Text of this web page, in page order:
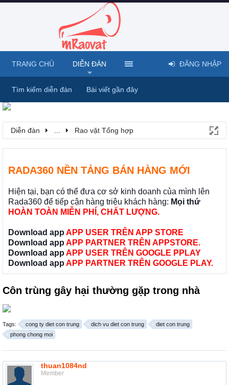
Diễn đàn Rao vặt Tổng hợp
RADA360 NỀN TẢNG BÁN HÀNG MỚI
Hiện tại, bạn có thể đưa cơ sở kinh doanh của mình lên
Rada360 để tiếp cận hàng triệu khách hàng: Mọi thứ
HOÀN TOÀN MIỄN PHÍ, CHẤT LƯỢNG.
Download app APP USER TRÊN APP STORE
Download app APP PARTNER TRÊN APPSTORE.
Download app APP USER TRÊN GOOGLE PPLAY
Download app APP PARTNER TRÊN GOOGLE PLAY.
Côn trùng gây hại thường gặp trong nhà
Tags: cong ty diet con trung dich vu diet con trung
diet con trung
phong chong moi
thuan1084nd
Member
TRANG CHỦ DIỄN ĐÀN
Tìm kiếm diễn đàn Bài viết gần đây
ĐĂNG NHẬP